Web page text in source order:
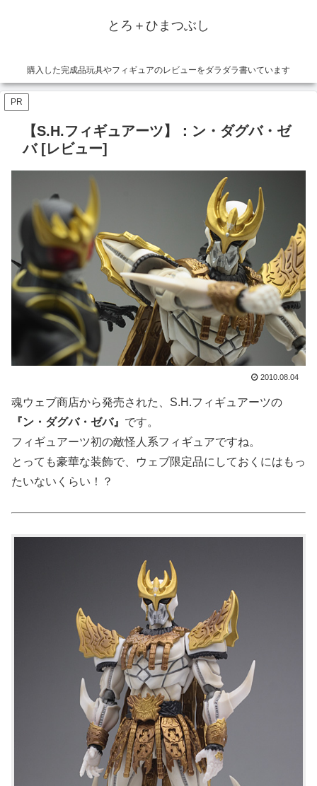
とろ＋ひまつぶし
購入した完成品玩具やフィギュアのレビューをダラダラ書いています
PR
【S.H.フィギュアーツ】：ン・ダグバ・ゼ
バ [レビュー]
2010.08.04
魂ウェブ商店から発売された、S.H.フィギュアーツの
『ン・ダグバ・ゼバ』 です。
フィギュアーツ初の敵怪人系フィギュアですね。
とっても豪華な装飾で、ウェブ限定品にしておくにはもっ
たいないくらい！？